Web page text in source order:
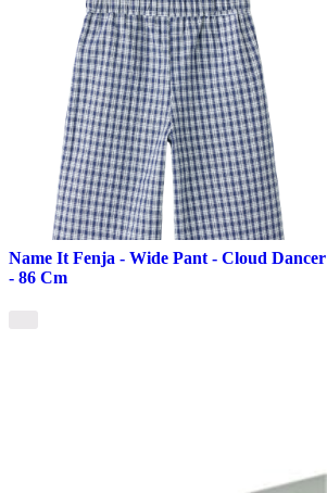
Name It Fenja - Wide Pant - Cloud Dancer
- 86 Cm